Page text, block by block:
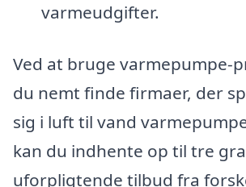
varmeudgifter.
Ved at bruge varmepumpe-
du nemt finde firmaer, der
sig i luft til vand
kan du indhente op til tre
uforpligtende tilbud fra